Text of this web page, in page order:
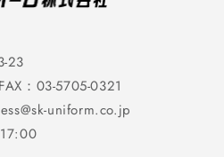
23
：03-5705-0321
uniform.co.jp